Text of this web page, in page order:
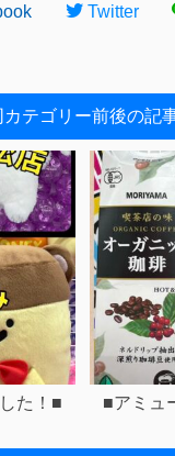
Twitter
カテゴリー前後の記
た！■ ■アミュ